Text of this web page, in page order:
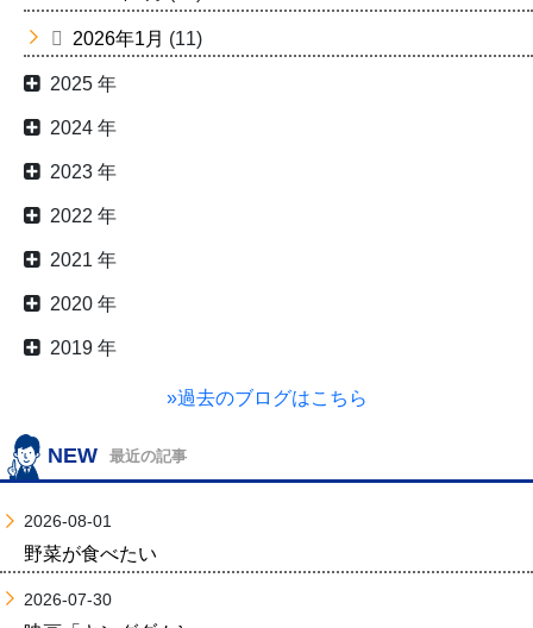
2026年1月 (11)
2025 年
2024 年
2023 年
2022 年
2021 年
2020 年
2019 年
»過去のブログはこちら
NEW 最近の記事
2026-08-01
野菜が食べたい
2026-07-30